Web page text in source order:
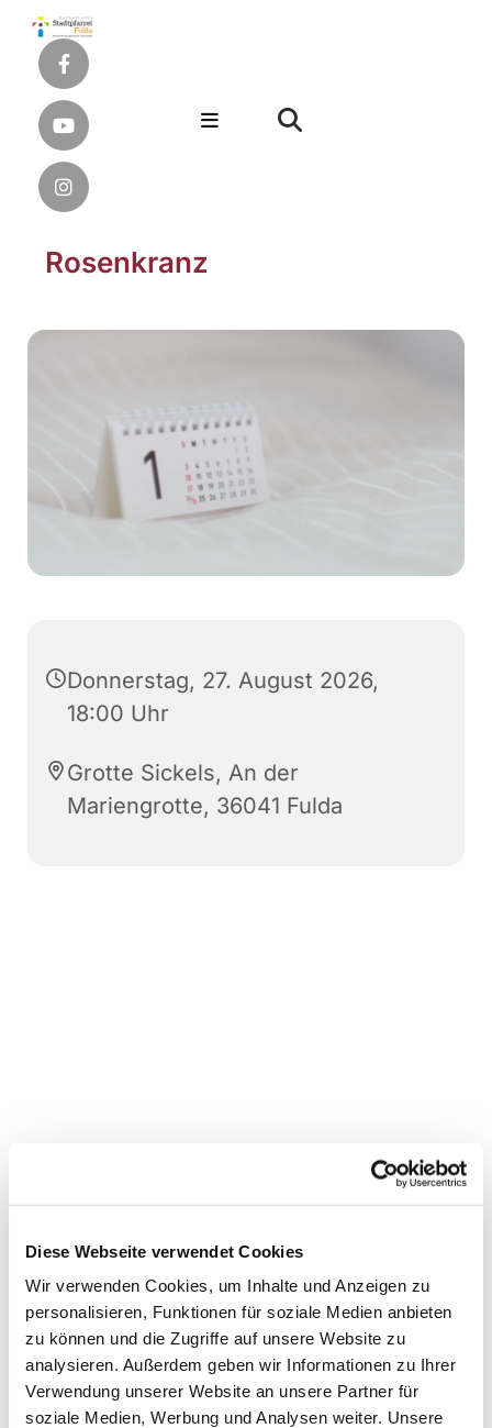
Diese Webseite verwendet Cookies
Wir verwenden Cookies, um Inhalte und Anzeigen zu
personalisieren, Funktionen für soziale Medien anbieten
zu können und die Zugriffe auf unsere Website zu
analysieren. Außerdem geben wir Informationen zu Ihrer
Verwendung unserer Website an unsere Partner für
soziale Medien, Werbung und Analysen weiter. Unsere
Rosenkranz
Donnerstag, 27. August 2026,
18:00 Uhr
Grotte Sickels, An der
Mariengrotte, 36041 Fulda
Dies könnte Sie auch
interessieren